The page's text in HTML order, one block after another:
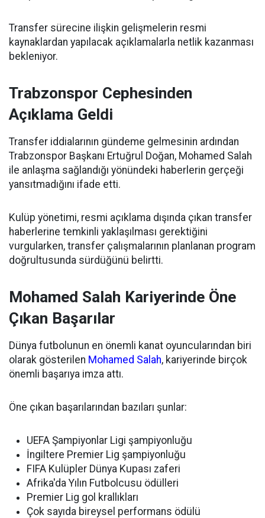
Transfer sürecine ilişkin gelişmelerin resmi
kaynaklardan yapılacak açıklamalarla netlik kazanması
bekleniyor.
Trabzonspor Cephesinden
Açıklama Geldi
Transfer iddialarının gündeme gelmesinin ardından
Trabzonspor Başkanı Ertuğrul Doğan, Mohamed Salah
ile anlaşma sağlandığı yönündeki haberlerin gerçeği
yansıtmadığını ifade etti.
Kulüp yönetimi, resmi açıklama dışında çıkan transfer
haberlerine temkinli yaklaşılması gerektiğini
vurgularken, transfer çalışmalarının planlanan program
doğrultusunda sürdüğünü belirtti.
Mohamed Salah Kariyerinde Öne
Çıkan Başarılar
Dünya futbolunun en önemli kanat oyuncularından biri
olarak gösterilen Mohamed Salah, kariyerinde birçok
önemli başarıya imza attı.
Öne çıkan başarılarından bazıları şunlar:
UEFA Şampiyonlar Ligi şampiyonluğu
İngiltere Premier Lig şampiyonluğu
FIFA Kulüpler Dünya Kupası zaferi
Afrika'da Yılın Futbolcusu ödülleri
Premier Lig gol krallıkları
Çok sayıda bireysel performans ödülü